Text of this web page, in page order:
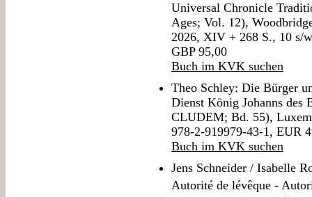
Universal Chronicle
Ages; Vol. 12),
2026, XIV + 268 S., 10 s/
GBP 95,00
Buch im KVK suchen
Theo Schley: Die Bürger
Dienst König Johanns des
CLUDEM; Bd. 55),
978-2-919979-43-1, EUR
Buch im KVK suchen
Jens Schneider / Isabelle
Autorité de lévêque -